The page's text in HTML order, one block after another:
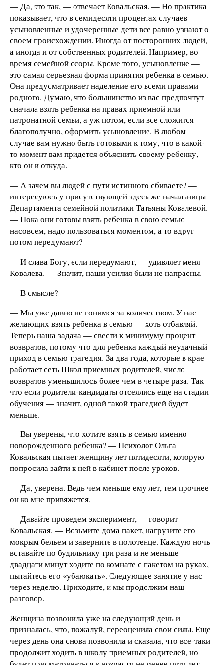
— Да, это так, — отвечает Ковальская. — Но практика
показывает, что в семидесяти процентах случаев
усыновленные и удочеренные дети все равно узнают о
своем происхождении. Иногда от посторонних людей,
а иногда и от собственных родителей. Например, во
время семейной ссоры. Кроме того, усыновление —
это самая серьезная форма принятия ребенка в семью.
Она предусматривает наделение его всеми правами
родного. Думаю, что большинство из вас предпочтут
сначала взять ребенка на правах приемной или
патронатной семьи, а уж потом, если все сложится
благополучно, оформить усыновление. В любом
случае вам нужно быть готовыми к тому, что в какой-
то момент вам придется объяснить своему ребенку,
кто он и откуда.
— А зачем вы людей с пути истинного сбиваете? —
интересуюсь у присутствующей здесь же начальницы
Департамента семейной политики Татьяны Ковалевой.
— Пока они готовы взять ребенка в свою семью
насовсем, надо пользоваться моментом, а то вдруг
потом передумают?
— И слава Богу, если передумают, — удивляет меня
Ковалева. — Значит, наши усилия были не напрасны.
— В смысле?
— Мы уже давно не гонимся за количеством. У нас
желающих взять ребенка в семью — хоть отбавляй.
Теперь наша задача — свести к минимуму процент
возвратов, потому что для ребенка каждый неудачный
приход в семью трагедия. За два года, которые в крае
работает сеть Школ приемных родителей, число
возвратов уменьшилось более чем в четыре раза. Так
что если родители-кандидаты отсеялись еще на стадии
обучения — значит, одной такой трагедией будет
меньше.
— Вы уверены, что хотите взять в семью именно
новорожденного ребенка? — Психолог Ольга
Ковальская пытает женщину лет пятидесяти, которую
попросила зайти к ней в кабинет после уроков.
— Да, уверена. Ведь чем меньше ему лет, тем прочнее
он ко мне привяжется.
— Давайте проведем эксперимент, — говорит
Ковальская. — Возьмите дома пакет, нагрузите его
мокрым бельем и заверните в полотенце. Каждую ночь
вставайте по будильнику три раза и не меньше
двадцати минут ходите по комнате с пакетом на руках,
пытайтесь его «убаюкать». Следующее занятие у нас
через неделю. Приходите, и мы продолжим наш
разговор.
Женщина позвонила уже на следующий день и
призналась, что, пожалуй, переоценила свои силы. Еще
через день она снова позвонила и сказала, что все-таки
продолжит ходить в школу приемных родителей, но